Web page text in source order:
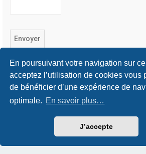
En poursuivant votre navigation sur
acceptez l’utilisation de cookies vous
de bénéficier d’une expérience de
optimale. En savoir plus…
J’accepte
Forum-Debian.fr
Powered byphpBB™